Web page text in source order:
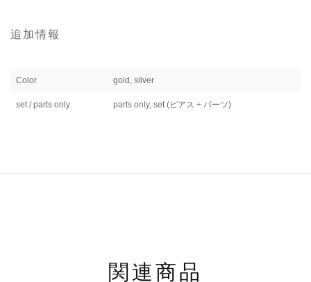
追加情報
Color gold, silver
set / parts only parts only, set (ピアス + パーツ)
関連商品